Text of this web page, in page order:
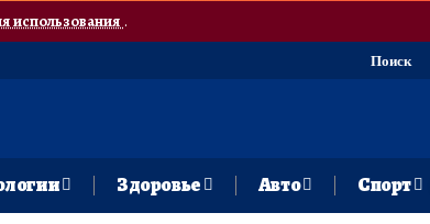
использования.
Поиск
Здоровье Авто Спорт